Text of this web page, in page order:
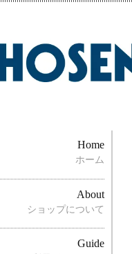
Home
ホーム
About
ショップについて
Guide